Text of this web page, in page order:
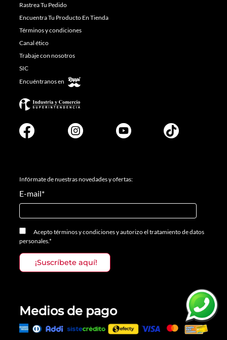
Rastrea Tu Pedido
Encuentra Tu Producto En Tienda
Términos y condiciones
Canal ético
Trabaje con nosotros
SIC
Encuéntranos en
Infórmate de nuestras novedades y ofertas:
E-mail*
Aceptotérminos y condicionesyautorizo el tratamiento de datos
personales.*
Medios de pago